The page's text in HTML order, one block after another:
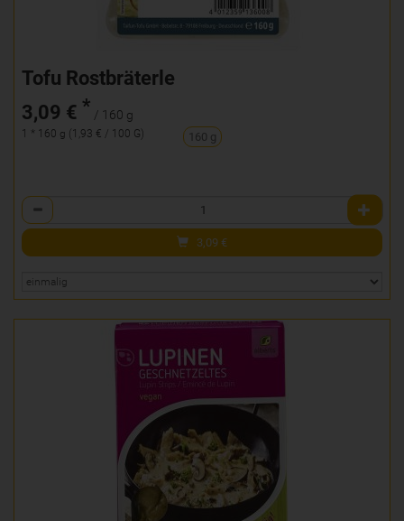
Tofu Rostbräterle
3,09 € * / 160 g
1 * 160 g (1,93 € / 100 G) 160 g
Anzahl
3,09 €